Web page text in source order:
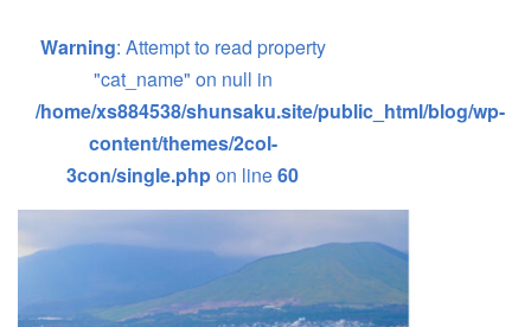
Warning: Attempt to read property
"cat_name" on null in
/home/xs884538/shunsaku.site/public_html/blog/wp-
content/themes/2col-
3con/single.phpon line60